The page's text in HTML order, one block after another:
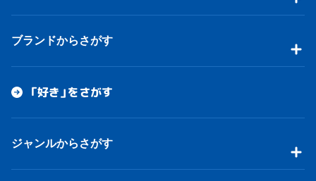
ブランドからさがす
「好き」をさがす
ジャンルからさがす